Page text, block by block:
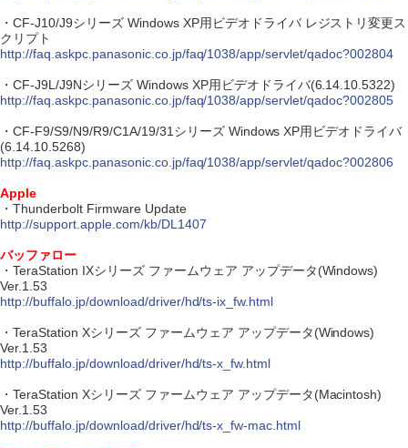
・CF-J10/J9シリーズ Windows XP用ビデオドライバ レジストリ変更ス
クリプト
http://faq.askpc.panasonic.co.jp/faq/1038/app/servlet/qadoc?002804
・CF-J9L/J9Nシリーズ Windows XP用ビデオドライバ(6.14.10.5322)
http://faq.askpc.panasonic.co.jp/faq/1038/app/servlet/qadoc?002805
・CF-F9/S9/N9/R9/C1A/19/31シリーズ Windows XP用ビデオドライバ
(6.14.10.5268)
http://faq.askpc.panasonic.co.jp/faq/1038/app/servlet/qadoc?002806
Apple
・Thunderbolt Firmware Update
http://support.apple.com/kb/DL1407
バッファロー
・TeraStation IXシリーズ ファームウェア アップデータ(Windows)
Ver.1.53
http://buffalo.jp/download/driver/hd/ts-ix_fw.html
・TeraStation Xシリーズ ファームウェア アップデータ(Windows)
Ver.1.53
http://buffalo.jp/download/driver/hd/ts-x_fw.html
・TeraStation Xシリーズ ファームウェア アップデータ(Macintosh)
Ver.1.53
http://buffalo.jp/download/driver/hd/ts-x_fw-mac.html